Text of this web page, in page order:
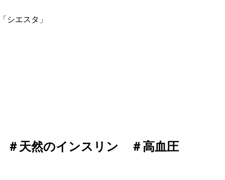
シエスタ」
天然のインスリン ＃高血圧